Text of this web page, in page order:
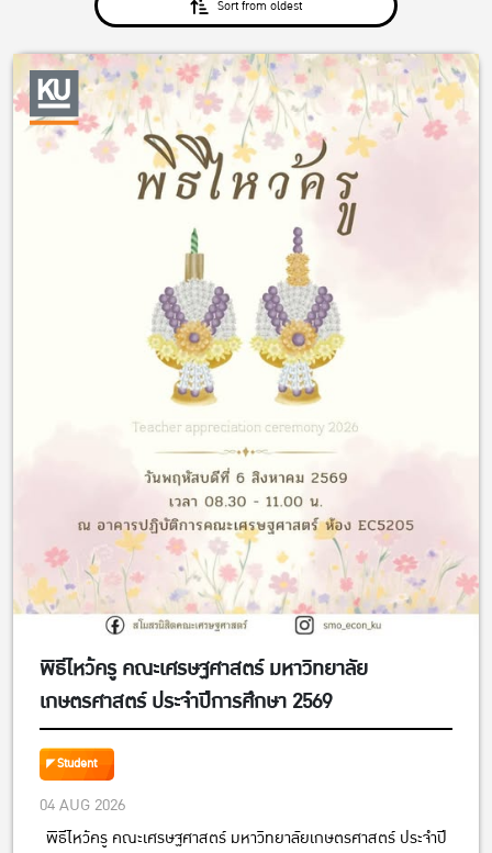
Sort from oldest
พิธีไหว้ครู คณะเศรษฐศาสตร์ มหาวิทยาลัย
เกษตรศาสตร์ ประจำปีการศึกษา 2569
Student
04 AUG 2026
พิธีไหว้ครู คณะเศรษฐศาสตร์ มหาวิทยาลัยเกษตรศาสตร์ ประจำปี